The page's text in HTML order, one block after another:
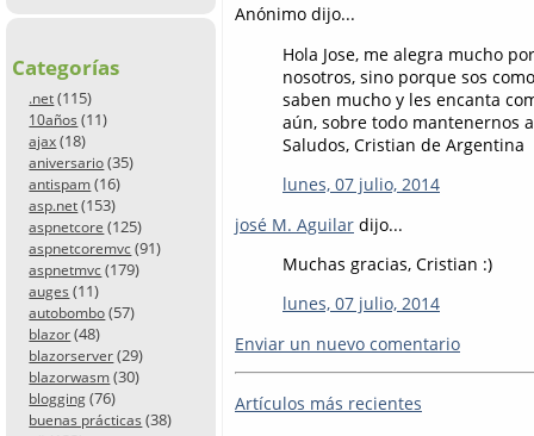
Categorías
.net (115)
10años (11)
ajax (18)
aniversario (35)
antispam (16)
asp.net (153)
aspnetcore (125)
aspnetcoremvc (91)
aspnetmvc (179)
auges (11)
autobombo (57)
blazor (48)
blazorserver (29)
blazorwasm (30)
blogging (76)
buenas prácticas (38)
Anónimo dijo...
Hola Jose, me alegra mucho
nosotros, sino porque sos
saben mucho y les encanta
aún, sobre todo mantenernos
Saludos, Cristian de Argentina
lunes, 07 julio, 2014
josé M. Aguilar dijo...
Muchas gracias, Cristian :)
lunes, 07 julio, 2014
Enviar un nuevo comentario
Artículos más recientes